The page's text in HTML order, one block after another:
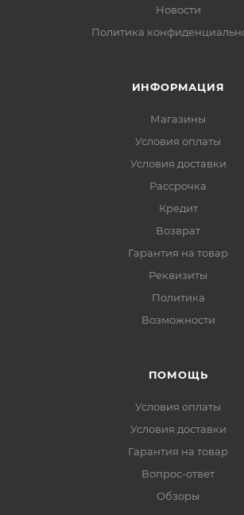
Новости
Политика
ИНФОРМАЦИЯ
Магазины
Условия оплаты
Условия доставки
Рассрочка
Кредит
Возврат
Гарантия на товар
Реквизиты
Политика
Возможности
ПОМОЩЬ
Условия оплаты
Условия доставки
Гарантия на товар
Вопрос-ответ
Обзоры